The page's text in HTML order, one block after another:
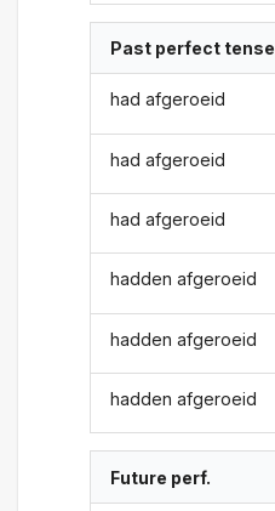
Past perfect tense
had afgeroeid
had afgeroeid
had afgeroeid
hadden afgeroeid
hadden afgeroeid
hadden afgeroeid
Future perf.